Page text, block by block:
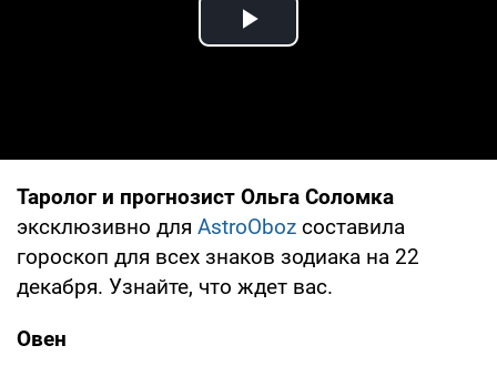
Play Video
Таролог и прогнозист Ольга Соломка
эксклюзивно для AstroOboz составила
гороскоп для всех знаков зодиака на 22
декабря. Узнайте, что ждет вас.
Овен